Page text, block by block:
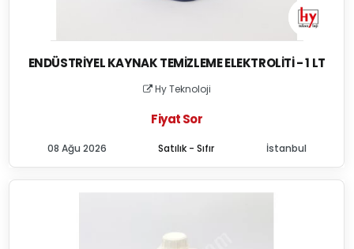
ENDÜSTRIYEL KAYNAK TEMIZLEME ELEKTROLITI - 1 LT
Hy Teknoloji
Fiyat Sor
Satılık - Sıfır
08 Ağu 2026 İstanbul